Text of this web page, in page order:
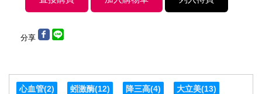
分享
心血管(2) 蚓激酶(12) 降三高(4) 大立美(13)